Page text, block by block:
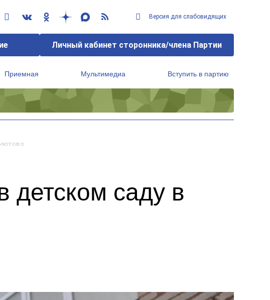
Версия для слабовидящих
Личный кабинет сторонника/члена Партии
Приемная Мультимедиа Вступить в партию
детском саду в